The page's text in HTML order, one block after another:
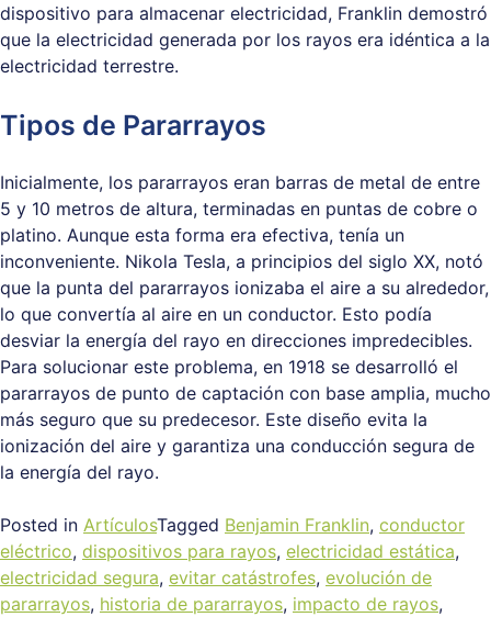
dispositivo para almacenar electricidad, Franklin demostró
que la electricidad generada por los rayos era idéntica a la
electricidad terrestre.
Tipos de Pararrayos
Inicialmente, los pararrayos eran barras de metal de entre
5 y 10 metros de altura, terminadas en puntas de cobre o
platino. Aunque esta forma era efectiva, tenía un
inconveniente. Nikola Tesla, a principios del siglo XX, notó
que la punta del pararrayos ionizaba el aire a su alrededor,
lo que convertía al aire en un conductor. Esto podía
desviar la energía del rayo en direcciones impredecibles.
Para solucionar este problema, en 1918 se desarrolló el
pararrayos de punto de captación con base amplia, mucho
más seguro que su predecesor. Este diseño evita la
ionización del aire y garantiza una conducción segura de
la energía del rayo.
Posted in ArtículosTagged Benjamin Franklin, conductor
eléctrico, dispositivos para rayos, electricidad estática,
electricidad segura, evitar catástrofes, evolución de
pararrayos, historia de pararrayos, impacto de rayos,